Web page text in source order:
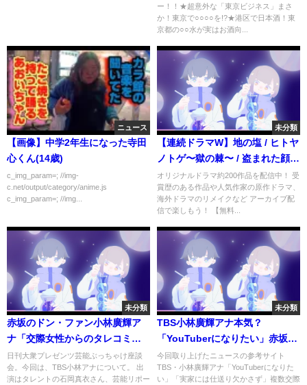
ー！！★超意外な「東京ビジネス」まさ
か！東京で○○○○を!?★港区で日本酒！東
京都の○○水が実はお酒向...
ニュース
【画像】中学2年生になった寺田
心くん(14歳)
c_img_param=; //img-
c.net/output/category/anime.js
c_img_param=; //img...
未分類
【連続ドラマW】地の塩 / ヒトヤ
ノトゲ〜獄の棘〜 / 盗まれた顔～
ミアタリ捜査班～ / 絶叫 / セイレ
ーン懺悔 / インフルエンス プロ
モーション映像【WOWOWオン
オリジナルドラマ約200作品を配信中！ 受
賞歴のある作品や人気作家の原作ドラマ、
海外ドラマのリメイクなど アーカイブ配
信で楽しもう！ 【無料...
未分類
赤坂のドン・ファン小林廣輝ア
ナ「交際女性からのタレコミは
まだまだあった！」
日刊大衆プレゼンツ芸能ぶっちゃけ座談
会。今回は、TBS小林アナについて。 出
演はタレントの石岡真衣さん、芸能リポー
未分類
TBS小林廣輝アナ本気？
「YouTuberになりたい」赤坂の
ドン・ファンがまさかの参戦か⁉
今回取り上げたニュースの参考サイト
TBS・小林廣輝アナ「YouTuberになりた
い」「実家には仕送り欠かさず」複数交際